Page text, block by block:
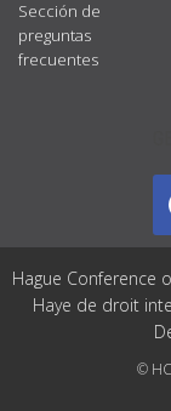
Sección de
preguntas
frecuentes
Hague Conference
Haye de droit
©